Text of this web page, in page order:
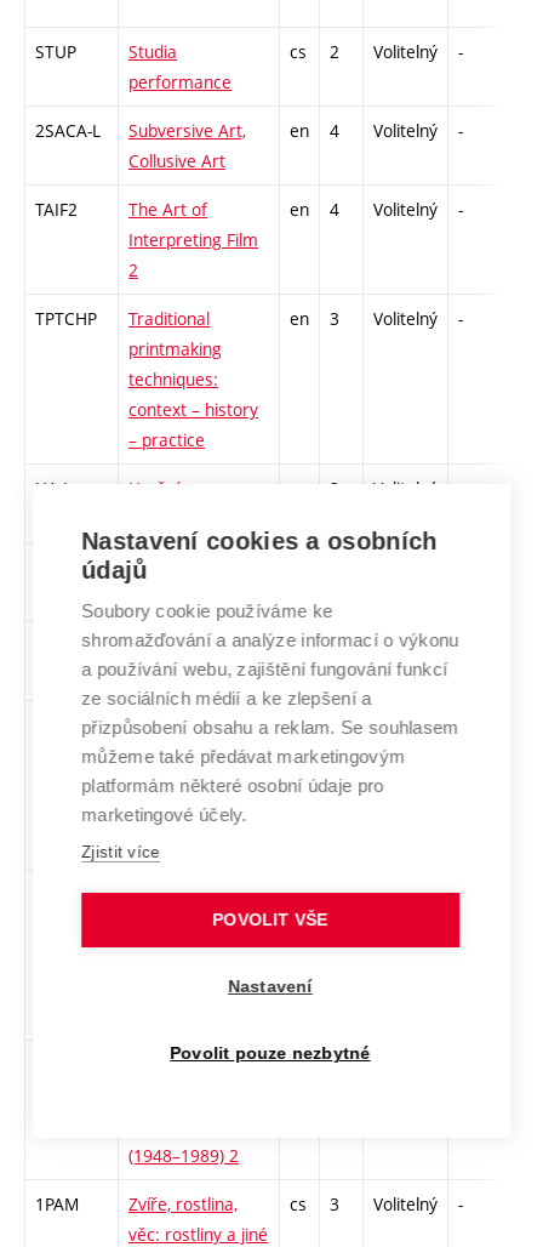
STUP
Studia
performance
cs 2 Volitelný -
2SACA-L
Subversive Art,
Collusive Art
en 4 Volitelný -
TAIF2
The Art of
Interpreting Film
2
en 4 Volitelný -
TPTCHP
Traditional
printmaking
techniques:
context – history
– practice
en 3 Volitelný -
UA-L
Umění –
2 Volitelný
2U2000-
Umění po roce
Umění
spolupráce
cs 3 Volitelný
Umění ve
veřejném
prostoru.
Mecenáš, funkce,
percepce
cs Volitelný
VAMM
Vizuální
antropologie a její
přesahy k
cs 3 Volitelný -
Výtvarné umění v
(1948–1989) 2
cs 3
1PAM
Zvíře, rostlina,
věc: rostliny a jiné
cs 3 Volitelný -
Nastavení cookies a osobních
údajů
Soubory cookie používáme ke
shromažďování a analýze informací o výkonu
a používání webu, zajištění fungování funkcí
ze sociálních médií a ke zlepšení a
přizpůsobení obsahu a reklam. Se souhlasem
můžeme také předávat marketingovým
platformám některé osobní údaje pro
marketingové účely.
Zjistit více
POVOLIT VŠE
Nastavení
Povolit pouze nezbytné